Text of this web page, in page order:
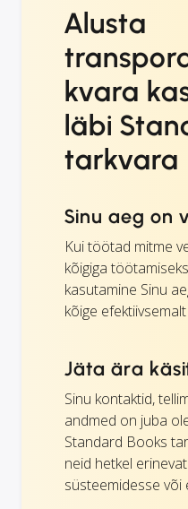
Alusta
kvara
läbi
tarkvara
Sinu aeg on
Kui töötad mitme
kõigiga
kasutamine Sinu
kõige
Jäta ära
Sinu kontaktid,
andmed on juba
Standard Books
neid hetkel
süsteemidesse või